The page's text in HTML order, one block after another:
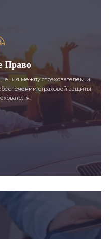
Право
между страхователем и
страховой защиты